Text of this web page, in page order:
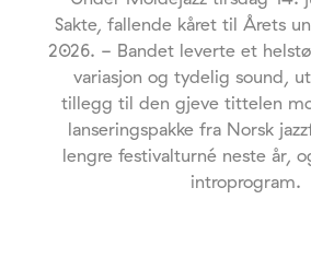
Sakte, fallende kåret til Årets
2026. - Bandet leverte et
variasjon og tydelig sound,
tillegg til den gjeve tittelen
lanseringspakke fra Norsk
lengre festivalturné neste år,
introprogram.